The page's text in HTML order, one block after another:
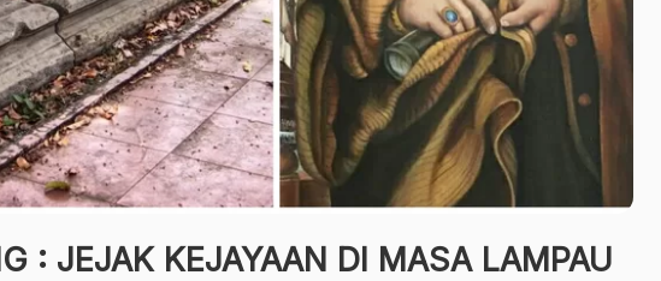
: JEJAK KEJAYAAN DI MASA LAMPAU